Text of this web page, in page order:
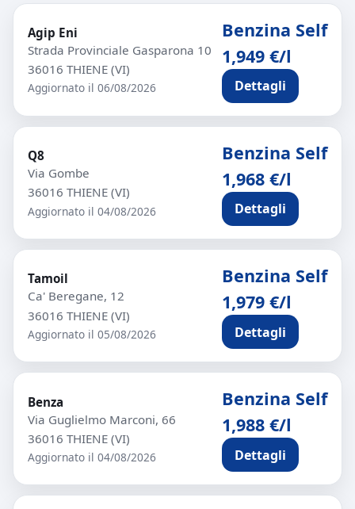
Agip Eni
Strada Provinciale Gasparona 10
36016 THIENE (VI)
Aggiornato il 06/08/2026
Benzina Self
1,949 €/l
Dettagli
Q8
Via Gombe
36016 THIENE (VI)
Aggiornato il 04/08/2026
Benzina Self
1,968 €/l
Dettagli
Tamoil
Ca' Beregane, 12
36016 THIENE (VI)
Aggiornato il 05/08/2026
Benzina Self
1,979 €/l
Dettagli
Benza
Via Guglielmo Marconi, 66
36016 THIENE (VI)
Aggiornato il 04/08/2026
Benzina Self
1,988 €/l
Dettagli